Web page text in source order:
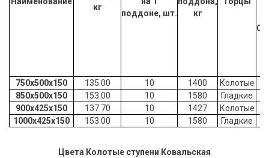
кг
поддоне, шт.
кг
750х500х150 135.00 10 1400 Колотые
850х500х150
153.00 10 1580 Гладкие
900х425х150
137.70 10 1427 Колотые
1000х425х150
153.00 10 1580 Гладкие
Цвета Колотые ступени Ковальская